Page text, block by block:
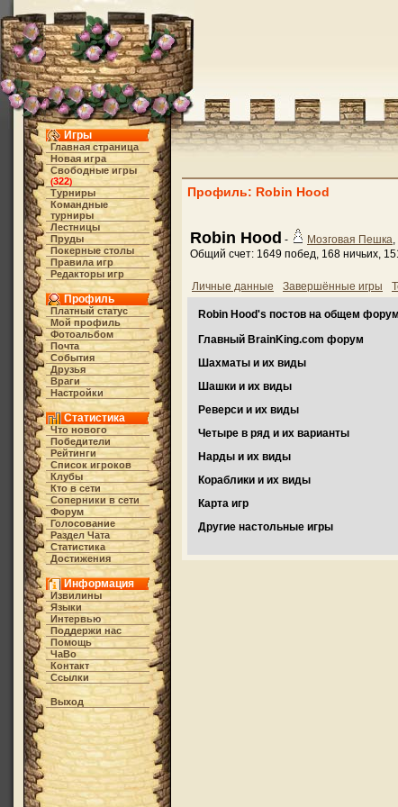
Игры
Главная страница
Новая игра
Свободные игры
(322)
Турниры
Командные
турниры
Лестницы
Пруды
Покерные столы
Правила игр
Редакторы игр
Профиль
Платный статус
Мой профиль
Фотоальбом
Почта
События
Друзья
Враги
Настройки
Статистика
Что нового
Победители
Рейтинги
Список игроков
Клубы
Кто в cети
Соперники в сети
Форум
Голосование
Раздел Чата
Статистика
Достижения
Информация
Извилины
Языки
Интервью
Поддержи нас
Помощь
ЧаВо
Контакт
Ссылки
Выход
Профиль: Robin Hood
Robin Hood - Мозговая Пешка,
Общий счет: 1649 побед, 168 ничьих,
Личные данные Завершённые игры
Robin Hood's постов на общем
Главный BrainKing.com форум
Шахматы и их виды
Шашки и их виды
Реверси и их виды
Четыре в ряд и их варианты
Нарды и их виды
Кораблики и их виды
Карта игр
Другие настольные игры